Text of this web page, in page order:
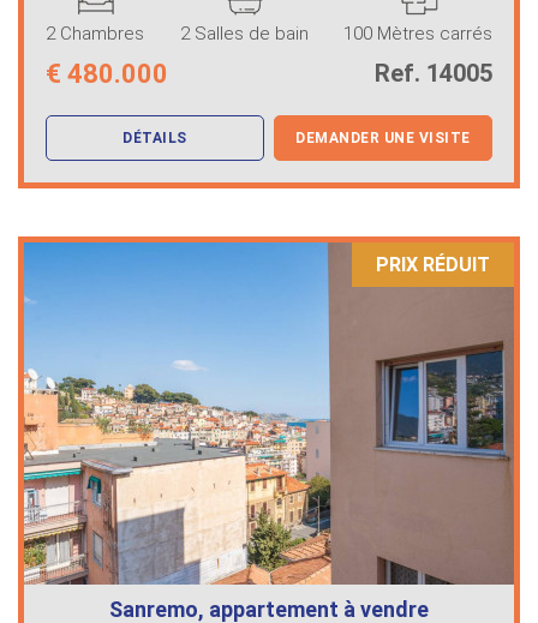
2 Chambres 2 Salles de bain 100 Mètres carrés
€ 480.000 Ref. 14005
DÉTAILS DEMANDER UNE VISITE
PRIX ​​RÉDUIT
Sanremo, appartement à vendre